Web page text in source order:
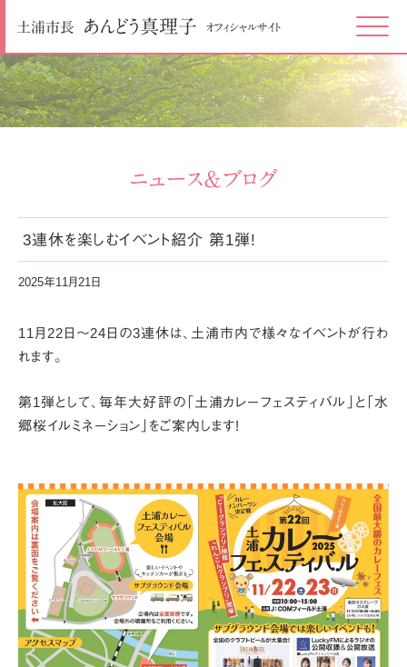
土浦市長 あんどう真理子 オフィシャルサイト Click
ニュース＆ブログ
3連休を楽しむイベント紹介 第1弾!
2025年11月21日
11月22日～24日の3連休は、土浦市内で様々なイベントが行わ
れます。
第1弾として、毎年大好評の 「土浦カレーフェスティバル」と「水
郷桜イルミネーション」をご案内します!